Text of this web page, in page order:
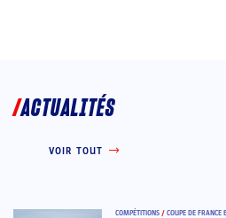
ACTUALITÉS
VOIR TOUT
COMPÉTITIONS / COUPE DE FRANCE